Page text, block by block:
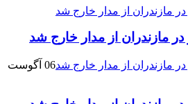
06 آگوست